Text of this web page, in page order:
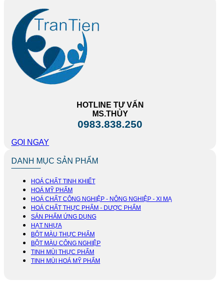
HOTLINE TƯ VẤN
MS.THỦY
0983.838.250
GỌI NGAY
DANH MỤC SẢN PHẨM
HOÁ CHẤT TINH KHIẾT
HOÁ MỸ PHẨM
HOÁ CHẤT CÔNG NGHIỆP - NÔNG NGHIỆP - XI MẠ
HOÁ CHẤT THỰC PHẨM - DƯỢC PHẨM
SẢN PHẨM ỨNG DỤNG
HẠT NHỰA
BỘT MÀU THỰC PHẨM
BỘT MÀU CÔNG NGHIỆP
TINH MÙI THỰC PHẨM
TINH MÙI HOÁ MỸ PHẨM